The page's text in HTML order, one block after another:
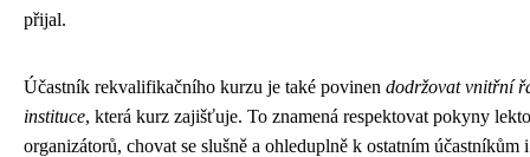
přijal.
Účastník rekvalifikačního kurzu je také povinen dodržovat vnitřní
instituce, která kurz zajišťuje. To znamená respektovat pokyny
organizátorů, chovat se slušně a ohleduplně k ostatním